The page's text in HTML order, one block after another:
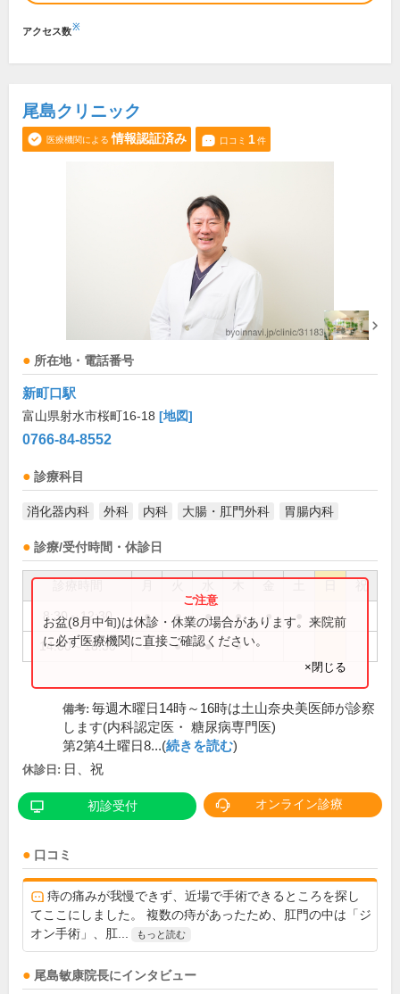
アクセス数※
尾島クリニック
医療機関による 情報認証済み 口コミ 1件
所在地・電話番号
新町口駅
富山県射水市桜町16-18 [地図]
0766-84-8552
診療科目
消化器内科 外科 内科 大腸・肛門外科 胃腸内科
診療/受付時間・休診日
祝
8:30～12:30 ● ● ● ● ●
14:00～18:30 ● ● ● ●
お盆(8月中旬)は休診・休業の場合があります。来院前
に必ず医療機関に直接ご確認ください。
×閉じる
備考: 毎週木曜日14時～16時は土山奈央美医師が診察
します(内科認定医・ 糖尿病専門医)
第2第4土曜日8...(続きを読む)
休診日: 日、祝
初診受付 オンライン診療
口コミ
痔の痛みが我慢できず、近場で手術できるところを探し
てここにしました。 複数の痔があったため、肛門の中は「ジ
オン手術」、肛...
もっと読む
尾島敏康院長にインタビュー